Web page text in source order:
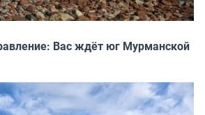
Вас ждёт юг Мурманской